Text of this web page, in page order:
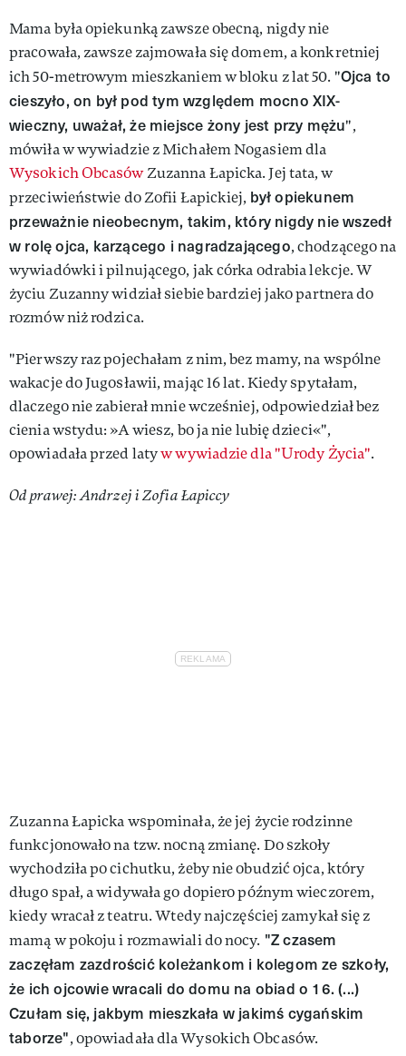
Mama była opiekunką zawsze obecną, nigdy nie
pracowała, zawsze zajmowała się domem, a konkretniej
ich 50-metrowym mieszkaniem w bloku z lat 50. "Ojca to
cieszyło, on był pod tym względem mocno XIX-
wieczny, uważał, że miejsce żony jest przy mężu",
mówiła w wywiadzie z Michałem Nogasiem dla
Wysokich ObcasówZuzanna Łapicka. Jej tata, w
przeciwieństwie do Zofii Łapickiej, był opiekunem
przeważnie nieobecnym, takim, który nigdy nie wszedł
w rolę ojca, karzącego i nagradzającego, chodzącego na
wywiadówki i pilnującego, jak córka odrabia lekcje. W
życiu Zuzanny widział siebie bardziej jako partnera do
rozmów niż rodzica.
"Pierwszy raz pojechałam z nim, bez mamy, na wspólne
wakacje do Jugosławii, mając 16 lat. Kiedy spytałam,
dlaczego nie zabierał mnie wcześniej, odpowiedział bez
cienia wstydu: »A wiesz, bo ja nie lubię dzieci«",
opowiadała przed latyw wywiadzie dla "Urody Życia".
Od prawej: Andrzej i Zofia Łapiccy
Zuzanna Łapicka wspominała, że jej życie rodzinne
funkcjonowało na tzw. nocną zmianę. Do szkoły
wychodziła po cichutku, żeby nie obudzić ojca, który
długo spał, a widywała go dopiero późnym wieczorem,
kiedy wracał z teatru. Wtedy najczęściej zamykał się z
mamą w pokoju i rozmawiali do nocy. "Z czasem
zaczęłam zazdrościć koleżankom i kolegom ze szkoły,
że ich ojcowie wracali do domu na obiad o 16. (...)
Czułam się, jakbym mieszkała w jakimś cygańskim
taborze", opowiadała dla Wysokich Obcasów.